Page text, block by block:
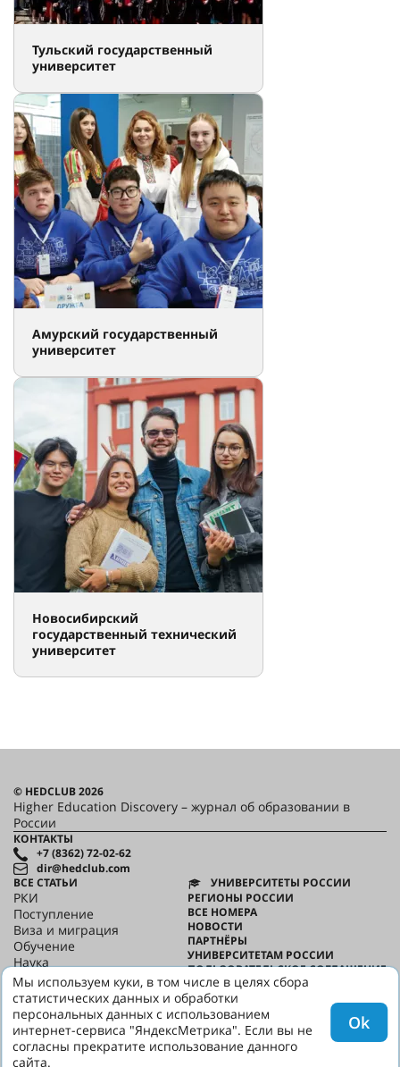
Тульский государственный
университет
Амурский государственный
университет
Новосибирский
государственный технический
университет
© HEDCLUB 2026
Higher Education Discovery – журнал об образовании в
России
КОНТАКТЫ
+7 (8362) 72-02-62
dir@hedclub.com
ВСЕ СТАТЬИ
РКИ
Поступление
Виза и миграция
Обучение
Наука
HED_people
Русский дом
Регионы
Культура
Скажи по-русски
УНИВЕРСИТЕТЫ РОССИИ
РЕГИОНЫ РОССИИ
ВСЕ НОМЕРА
НОВОСТИ
ПАРТНЁРЫ
УНИВЕРСИТЕТАМ РОССИИ
ПОЛЬЗОВАТЕЛЬСКОЕ СОГЛАШЕНИЕ
КОНФИДЕНЦИАЛЬНОСТЬ
О HED
Мы используем куки, в том числе в целях сбора
статистических данных и обработки
персональных данных с использованием
интернет-сервиса "ЯндексМетрика". Если вы не
согласны прекратите использование данного
сайта.
Ok